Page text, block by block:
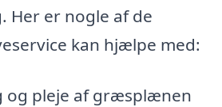
Her er nogle af de
kan hjælpe med:
og pleje af græsplænen